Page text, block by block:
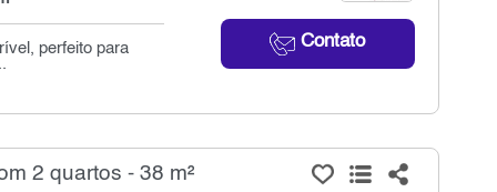
Contato
perfeito para
2 quartos - 38 m²